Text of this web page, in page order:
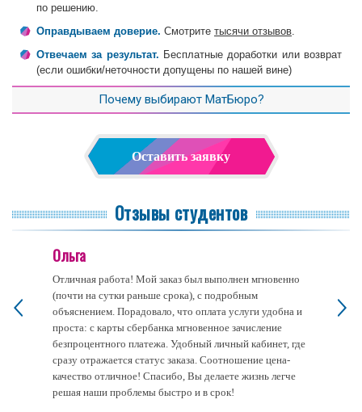
по решению.
Оправдываем доверие. Смотрите тысячи отзывов
Отвечаем за результат. Бесплатные доработки или возврат
(если ошибки/неточности допущены по нашей вине)
Почему выбирают МатБюро?
Оставить заявку
Отзывы студентов
Отличная работа! Мой заказ был выполнен мгновенно
(почти на сутки раньше срока), с подробным
объяснением. Порадовало, что оплата услуги удобна и
проста: с карты сбербанка мгновенное зачисление
безпроцентного платежа. Удобный личный кабинет, где
сразу отражается статус заказа. Соотношение цена-
качество отличное! Спасибо, Вы делаете жизнь легче
решая наши проблемы быстро и в срок!
Ольга